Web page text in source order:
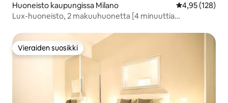
Huoneisto kaupungissa Milano
4,95 (128)
Lux-huoneisto, 2 makuuhuonetta [4 minuuttia
Vieraiden suosikki
Vieraiden suosikki